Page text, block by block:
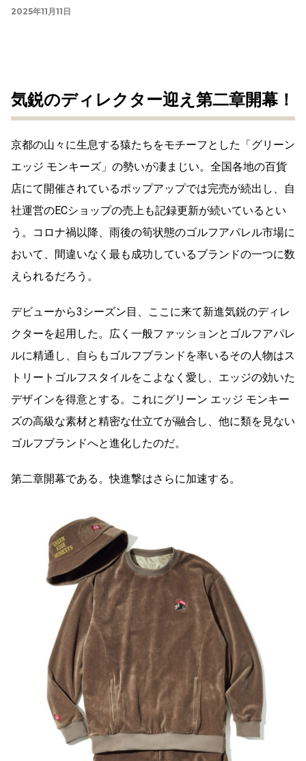
2025年11月11日
気鋭のディレクター迎え第二章開幕！
京都の山々に生息する猿たちをモチーフとした「グリーン
エッジ モンキーズ」の勢いが凄まじい。全国各地の百貨
店にて開催されているポップアップでは完売が続出し、自
社運営のECショップの売上も記録更新が続いているとい
う。コロナ禍以降、雨後の筍状態のゴルフアパレル市場に
おいて、間違いなく最も成功しているブランドの一つに数
えられるだろう。
デビューから3シーズン目、ここに来て新進気鋭のディレ
クターを起用した。広く一般ファッションとゴルフアパレ
ルに精通し、自らもゴルフブランドを率いるその人物はス
トリートゴルフスタイルをこよなく愛し、エッジの効いた
デザインを得意とする。これにグリーン エッジ モンキー
ズの高級な素材と精密な仕立てが融合し、他に類を見ない
ゴルフブランドへと進化したのだ。
第二章開幕である。快進撃はさらに加速する。